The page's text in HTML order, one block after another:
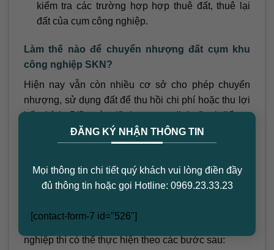
ĐĂNG KÝ NHẬN THÔNG TIN
Mọi thông tin chi tiết quý khách vui lòng điền đầy
đủ thông tin hoặc gọi Hotline: 0969.23.33.23
[contact-form-7 id="526"]
kiểm tra các trường hợp hợp thuê đất, thuê lại
đất của cụm công nghiệp.
Làm thế nào để chuyển nhượng đất cụm khu
công nghiệp SKN?
Hiện nay vẫn còn nhiều cơ sở cho phép chuyển
nhượng, sử dụng đất để thu hồi chi phí hoặc thu lợi
bất chính. Điều này đã được quy định rõ tại điểm a
khoản 3 Điều 149 Luật đất đai 2013. Khi tiến hành
chuyển nhượng cần có đầy đủ giấy chứng nhận
gắn liền với đất.
Nếu bạn đang có nhu cầu thuê đất trong cụm công
nghiệp thì có thể thực hiện theo các bước sau: